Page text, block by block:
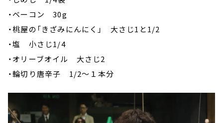
・ベーコン 30g
・桃屋の「きざみにんにく」 大さじ1と1/2
・塩 小さじ1/4
・オリーブオイル 大さじ2
・輪切り唐辛子 1/2～１本分